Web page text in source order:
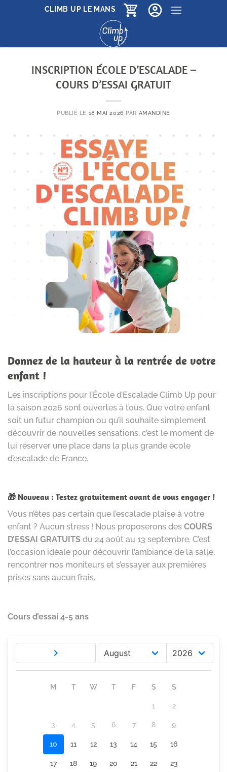
CLIMB UP LE MANS
INSCRIPTION ÉCOLE D’ESCALADE –
COURS D’ESSAI GRATUIT
PUBLIÉ LE 18 MAI 2026 PAR AMANDINE
Donnez de la hauteur à la rentrée de votre
enfant !
Les inscriptions pour l’École d’Escalade Climb Up pour
la saison 2026 sont ouvertes à tous. Que votre enfant
soit un futur champion ou qu’il souhaite simplement
découvrir de nouvelles sensations, c’est le moment de
lui réserver une place dans la plus grande école
d’escalade de France.
🎁 Nouveau : Testez gratuitement avant de vous engager !
Vous n’êtes pas certain que l’escalade plaise à votre
enfant ? Aucun stress ! Nous proposerons des COURS
D’ESSAI GRATUITS du 24 août au 13 septembre. C’est
l’occasion idéale pour découvrir l’ambiance de la salle,
rencontrer nos moniteurs et s’essayer aux premières
prises sans aucun frais.
Cours d’essai 4-5 ans